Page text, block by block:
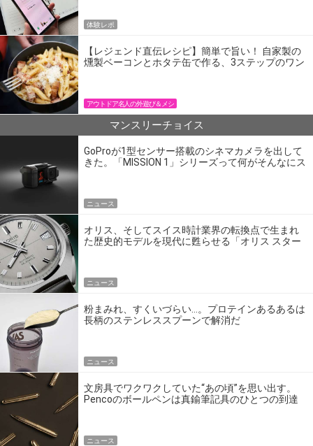
体験レポ
【レジェンド直伝レシピ】簡単で旨い！ 自家製の
燻製ベーコンとホタテ缶で作る、3ステップのワン
アウトドア名人の外遊び＆メシ
マンスリーチョイス
GoProが1型センサー搭載のシネマカメラを出して
きた。「MISSION 1」シリーズって何がそんなにス
ニュース
オリス、そしてスイス時計業界の転換点で生まれ
た歴史的モデルを現代に甦らせる「オリス スター
ニュース
粉まみれ、すくいづらい…。プロテインあるあるは
長柄のステンレススプーンで解消だ
ニュース
文房具でワクワクしていた“あの頃”を思い出す。
Pencoのボールペンは真鍮筆記具のひとつの到達
ニュース